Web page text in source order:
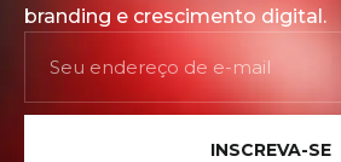
branding e crescimento digital.
INSCREVA-SE